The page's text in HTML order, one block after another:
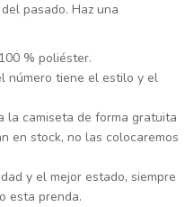
pasado. Haz una
% poliéster.
número tiene el estilo y el
la camiseta de forma gratuita
en stock, no las colocaremos
y el mejor estado, siempre
esta prenda.